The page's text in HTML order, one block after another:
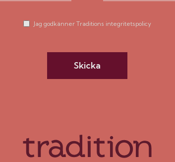
Jag godkänner Traditions integritetspolicy
Skicka